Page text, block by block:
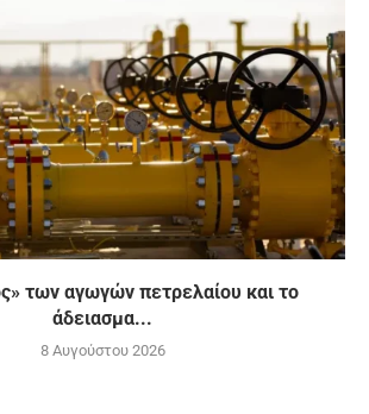
των αγωγών πετρελαίου και το
άδειασμα...
8 Αυγούστου 2026